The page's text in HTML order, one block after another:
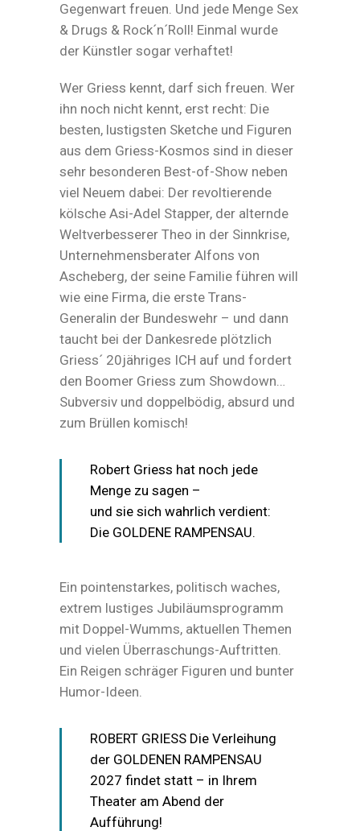
Gegenwart freuen. Und jede Menge Sex
& Drugs & Rock´n´Roll! Einmal wurde
der Künstler sogar verhaftet!
Wer Griess kennt, darf sich freuen. Wer
ihn noch nicht kennt, erst recht: Die
besten, lustigsten Sketche und Figuren
aus dem Griess-Kosmos sind in dieser
sehr besonderen Best-of-Show neben
viel Neuem dabei: Der revoltierende
kölsche Asi-Adel Stapper, der alternde
Weltverbesserer Theo in der Sinnkrise,
Unternehmensberater Alfons von
Ascheberg, der seine Familie führen will
wie eine Firma, die erste Trans-
Generalin der Bundeswehr – und dann
taucht bei der Dankesrede plötzlich
Griess´ 20jähriges ICH auf und fordert
den Boomer Griess zum Showdown…
Subversiv und doppelbödig, absurd und
zum Brüllen komisch!
Robert Griess hat noch jede
Menge zu sagen –
und sie sich wahrlich verdient:
Die GOLDENE RAMPENSAU.
Ein pointenstarkes, politisch waches,
extrem lustiges Jubiläumsprogramm
mit Doppel-Wumms, aktuellen Themen
und vielen Überraschungs-Auftritten.
Ein Reigen schräger Figuren und bunter
Humor-Ideen.
ROBERT GRIESS Die Verleihung
der GOLDENEN RAMPENSAU
2027 findet statt – in Ihrem
Theater am Abend der
Aufführung!